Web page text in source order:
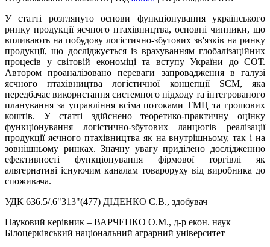
У статті розглянуто основи функціонування українського
ринку продукції яєчного птахівництва, основні чинники, що
впливають на побудову логістично-збутових зв'язків на ринку
продукції, що досліджується із врахуванням глобалізаційних
процесів у світовій економіці та вступу України до СОТ.
Автором проаналізовано переваги запровадження в галузі
яєчного птахівництва логістичної концепції SCM, яка
передбачає використання системного підходу та інтегрованого
планування за управління всіма потоками ТМЦ та грошових
коштів. У статті здійснено теоретико-практичну оцінку
функціонування логістично-збутових ланцюгів реалізації
продукції яєчного птахівництва як на внутрішньому, так і на
зовнішньому ринках. Значну увагу приділено дослідженню
ефективності функціонування фірмової торгівлі як
альтернативі існуючим каналам товароруху від виробника до
споживача.
УДК 636.5/.6"313"(477) ДІДЕНКО С.В., здобувач
Науковий керівник – ВАРЧЕНКО О.М., д-р екон. наук
Білоцерківський національний аграрний університет